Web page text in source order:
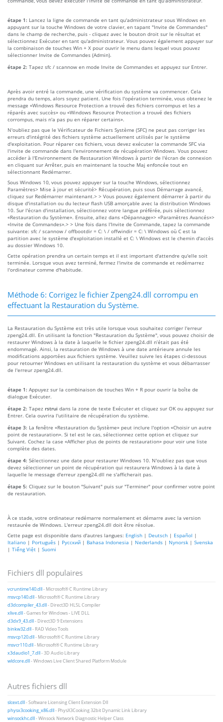
étape 1: Lancez la ligne de commande en tant qu'administrateur sous Windows en
appuyant sur la touche Windows de votre clavier, en tapant "Invite de Commandes"
dans le champ de recherche, puis - cliquez avec le bouton droit sur le résultat et
sélectionnez Exécuter en tant qu'administrateur. Vous pouvez également appuyer sur
la combinaison de touches Win + X pour ouvrir le menu dans lequel vous pouvez
sélectionner Invite de Commandes (Admin).
étape 2: Tapez sfc / scannow en mode Invite de Commandes et appuyez sur Entrer.
Après avoir entré la commande, une vérification du système va commencer. Cela
prendra du temps, alors soyez patient. Une fois l'opération terminée, vous obtenez le
message «Windows Resource Protection a trouvé des fichiers corrompus et les a
réparés avec succès» ou «Windows Resource Protection a trouvé des fichiers
corrompus, mais n'a pas pu en réparer certains».
N'oubliez pas que le Vérificateur de Fichiers Système (SFC) ne peut pas corriger les
erreurs d'intégrité des fichiers système actuellement utilisés par le système
d'exploitation. Pour réparer ces fichiers, vous devez exécuter la commande SFC via
l'invite de commande dans l'environnement de récupération Windows. Vous pouvez
accéder à l'Environnement de Restauration Windows à partir de l'écran de connexion
en cliquant sur Arrêter, puis en maintenant la touche Maj enfoncée tout en
sélectionnant Redémarrer.
Sous Windows 10, vous pouvez appuyer sur la touche Windows, sélectionnez
Paramètres> Mise à jour et sécurité> Récupération, puis sous Démarrage avancé,
cliquez sur Redémarrer maintenant.> > Vous pouvez également démarrer à partir du
disque d'installation ou du lecteur flash USB amorçable avec la distribution Windows
10. Sur l'écran d'installation, sélectionnez votre langue préférée, puis sélectionnez
«Restauration du Système». Ensuite, allez dans «Dépannage»> «Paramètres Avancés»>
«Invite de Commandes».> > Une fois dans l'Invite de Commande, tapez la commande
suivante: sfc / scannow / offbootdir = C: \ / offwindir = C: \ Windows où C est la
partition avec le système d'exploitation installé et C: \ Windows est le chemin d'accès
au dossier Windows 10.
Cette opération prendra un certain temps et il est important d'attendre qu'elle soit
terminée. Lorsque vous avez terminé, fermez l'invite de commande et redémarrez
l'ordinateur comme d'habitude.
Méthode 6: Corrigez le fichier Zpeng24.dll corrompu en
effectuant la Restauration du Système.
La Restauration du Système est très utile lorsque vous souhaitez corriger l'erreur
zpeng24.dll. En utilisant la fonction "Restauration du Système", vous pouvez choisir de
restaurer Windows à la date à laquelle le fichier zpeng24.dll n’était pas été
endommagé. Ainsi, la restauration de Windows à une date antérieure annule les
modifications apportées aux fichiers système. Veuillez suivre les étapes ci-dessous
pour retourner Windows en utilisant la restauration du système et vous débarrasser
de l'erreur zpeng24.dll.
étape 1: Appuyez sur la combinaison de touches Win + R pour ouvrir la boîte de
dialogue Exécuter.
étape 2: Tapez rstrui dans la zone de texte Exécuter et cliquez sur OK ou appuyez sur
Entrer. Cela ouvrira l'utilitaire de récupération du système.
étape 3: La fenêtre «Restauration du Système» peut inclure l'option «Choisir un autre
point de restauration». Si tel est le cas, sélectionnez cette option et cliquez sur
Suivant. Cochez la case «Afficher plus de points de restauration» pour voir une liste
complète des dates.
étape 4: Sélectionnez une date pour restaurer Windows 10. N'oubliez pas que vous
devez sélectionner un point de récupération qui restaurera Windows à la date à
laquelle le message d'erreur zpeng24.dll ne s'afficherait pas.
étape 5: Cliquez sur le bouton "Suivant" puis sur "Terminer" pour confirmer votre point
de restauration.
À ce stade, votre ordinateur redémarre normalement et démarre avec la version
restaurée de Windows. L'erreur zpeng24.dll doit être résolue.
Cette page est disponible dans d'autres langues: English | Deutsch | Español |
Italiano | Português | Русский | Bahasa Indonesia | Nederlands | Nynorsk | Svenska
| Tiếng Việt | Suomi
Fichiers dll populaires
vcruntime140.dll- Microsoft® C Runtime Library
msvcp140.dll- Microsoft® C Runtime Library
d3dcompiler_43.dll- Direct3D HLSL Compiler
xlive.dll- Games for Windows - LIVE DLL
d3dx9_43.dll- Direct3D 9 Extensions
binkw32.dll- RAD Video Tools
msvcp120.dll- Microsoft® C Runtime Library
msvcr110.dll- Microsoft® C Runtime Library
x3daudio1_7.dll- 3D Audio Library
wldcore.dll- Windows Live Client Shared Platform Module
Autres fichiers dll
slcext.dll- Software Licensing Client Extension Dll
physx3cooking_x86.dll- PhysX3Cooking 32bit Dynamic Link Library
winsockhc.dll- Winsock Network Diagnostic Helper Class